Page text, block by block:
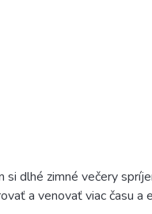
dlhé zimné večery
a venovať viac času a